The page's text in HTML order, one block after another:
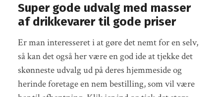
Super gode udvalg med masser
af drikkevarer til gode priser
Er man interesseret i at gøre det nemt for en selv,
så kan det også her være en god ide at tjekke det
skønneste udvalg ud på deres hjemmeside og
herinde foretage en nem bestilling, som vil være